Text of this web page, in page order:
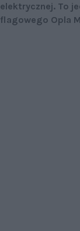
elektrycznej. To
flagowego Opla